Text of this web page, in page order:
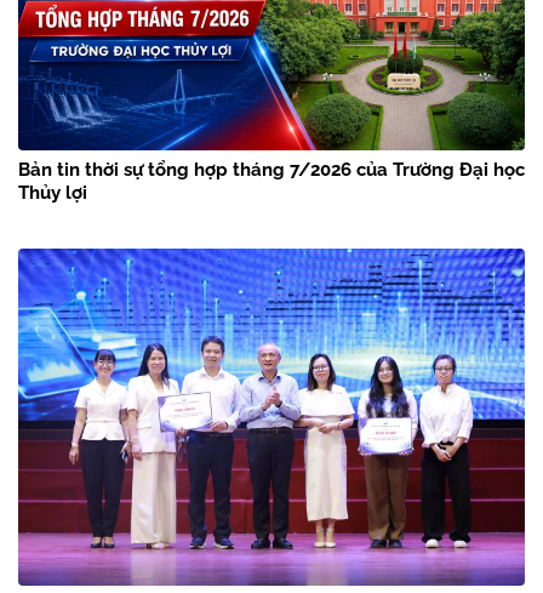
Bản tin thời sự tổng hợp tháng 7/2026 của Trường Đại học
Thủy lợi